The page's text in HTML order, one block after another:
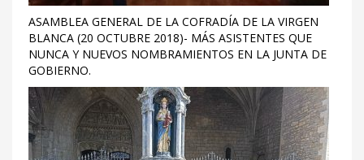
ASAMBLEA GENERAL DE LA COFRADÍA DE LA VIRGEN
BLANCA (20 OCTUBRE 2018)- MÁS ASISTENTES QUE
NUNCA Y NUEVOS NOMBRAMIENTOS EN LA JUNTA DE
GOBIERNO.